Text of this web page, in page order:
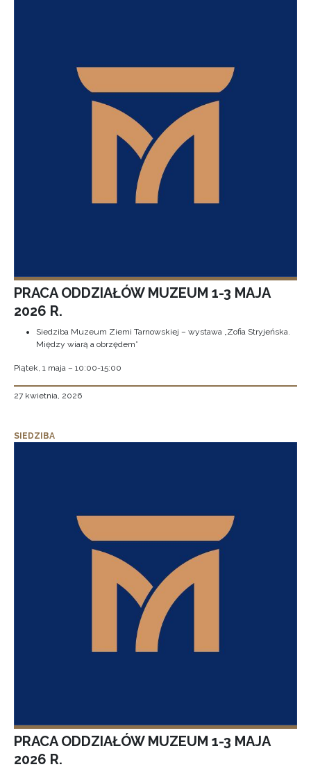
PRACA ODDZIAŁÓW MUZEUM 1-3 MAJA
2026 R.
Siedziba Muzeum Ziemi Tarnowskiej – wystawa „Zofia Stryjeńska.
Między wiarą a obrzędem”
Piątek, 1 maja – 10:00-15:00
27 kwietnia, 2026
SIEDZIBA
PRACA ODDZIAŁÓW MUZEUM 1-3 MAJA
2026 R.